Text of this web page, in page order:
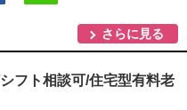
さらに見る
フト相談可/住宅型有料老